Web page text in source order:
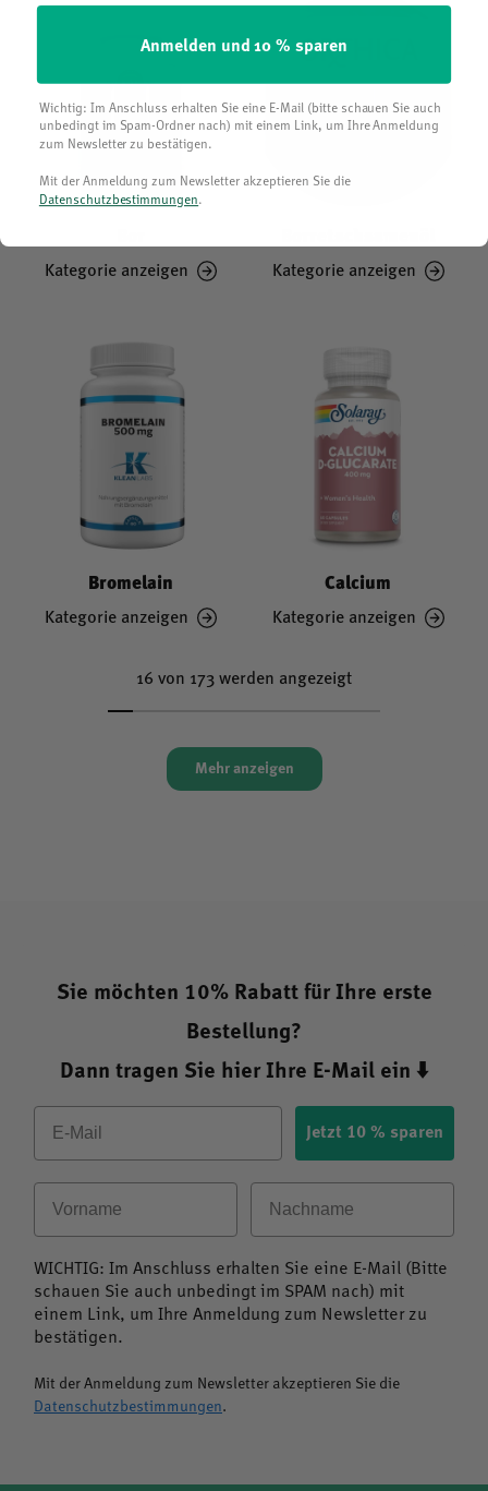
Kategorie anzeigen Kategorie anzeigen
Bromelain
Kategorie anzeigen
Calcium
Kategorie anzeigen
16 von 173 werden angezeigt
Mehr anzeigen
Sie möchten 10% Rabatt für Ihre erste
Bestellung?
Dann tragen Sie hier Ihre E-Mail ein ⬇️
Email
Jetzt 10 % sparen
Vorname Nachname
WICHTIG: Im Anschluss erhalten Sie eine E-Mail (Bitte
schauen Sie auch unbedingt im SPAM nach) mit
einem Link, um Ihre Anmeldung zum Newsletter zu
bestätigen.
Mit der Anmeldung zum Newsletter akzeptieren Sie die
Datenschutzbestimmungen.
Anmelden und 10 % sparen
Wichtig: Im Anschluss erhalten Sie eine E-Mail (bitte schauen Sie auch
unbedingt im Spam-Ordner nach) mit einem Link, um Ihre Anmeldung
zum Newsletter zu bestätigen.
Mit der Anmeldung zum Newsletter akzeptieren Sie die
Datenschutzbestimmungen.